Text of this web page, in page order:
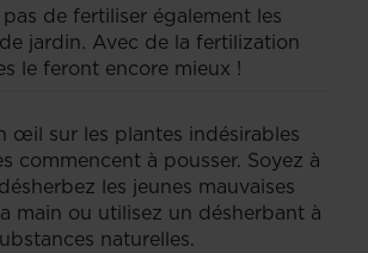
de fertiliser également les
jardin. Avec de la fertilization
le feront encore mieux !
œil sur les plantes indésirables
commencent à pousser. Soyez à
les jeunes mauvaises
main ou utilisez un désherbant à
naturelles.